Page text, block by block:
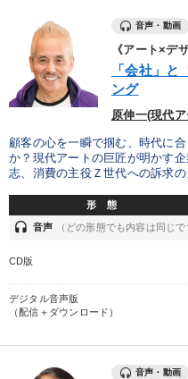
音声・動画
《アート×デ
「会社」
ング
原伸一(現代
顧客の心を一瞬で掴む、時代に
か？現代アートの巨匠が明かす
志、消費の主役Ｚ世代への訴求
形 態
headset 音声 （どの形態でも内容は同じで
CD版
デジタル音声版
（配信＋ダウンロード）
音声・動画